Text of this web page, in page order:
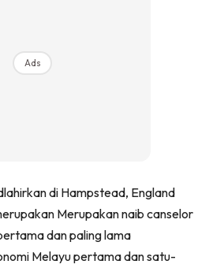
Ads
di Hampstead, England
Merupakan naib canselor
dan paling lama
Melayu pertama dan satu-